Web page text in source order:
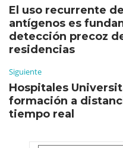
El uso recurrente
antígenos es
detección precoz
residencias
Siguiente
Hospitales
formación a
tiempo real